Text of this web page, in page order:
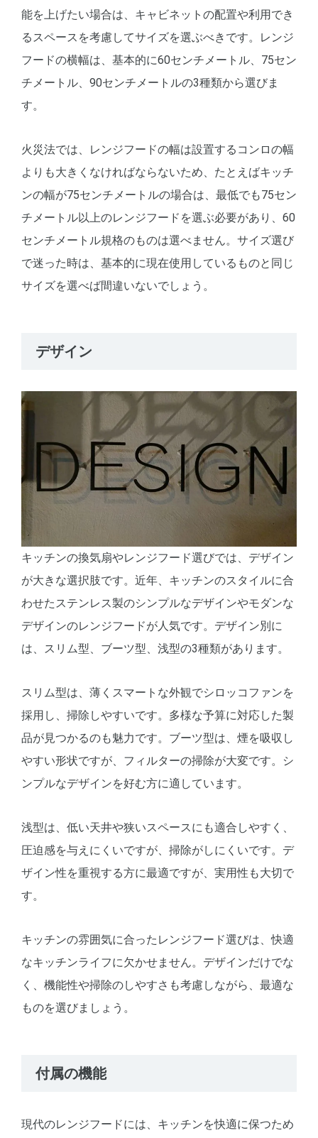
能を上げたい場合は、キャビネットの配置や利用でき
るスペースを考慮してサイズを選ぶべきです。レンジ
フードの横幅は、基本的に60センチメートル、75セン
チメートル、90センチメートルの3種類から選びま
す。
火災法では、レンジフードの幅は設置するコンロの幅
よりも大きくなければならないため、たとえばキッチ
ンの幅が75センチメートルの場合は、最低でも75セン
チメートル以上のレンジフードを選ぶ必要があり、60
センチメートル規格のものは選べません。サイズ選び
で迷った時は、基本的に現在使用しているものと同じ
サイズを選べば間違いないでしょう。
デザイン
キッチンの換気扇やレンジフード選びでは、デザイン
が大きな選択肢です。近年、キッチンのスタイルに合
わせたステンレス製のシンプルなデザインやモダンな
デザインのレンジフードが人気です。デザイン別に
は、スリム型、ブーツ型、浅型の3種類があります。
スリム型は、薄くスマートな外観でシロッコファンを
採用し、掃除しやすいです。多様な予算に対応した製
品が見つかるのも魅力です。ブーツ型は、煙を吸収し
やすい形状ですが、フィルターの掃除が大変です。シ
ンプルなデザインを好む方に適しています。
浅型は、低い天井や狭いスペースにも適合しやすく、
圧迫感を与えにくいですが、掃除がしにくいです。デ
ザイン性を重視する方に最適ですが、実用性も大切で
す。
キッチンの雰囲気に合ったレンジフード選びは、快適
なキッチンライフに欠かせません。デザインだけでな
く、機能性や掃除のしやすさも考慮しながら、最適な
ものを選びましょう。
付属の機能
現代のレンジフードには、キッチンを快適に保つため